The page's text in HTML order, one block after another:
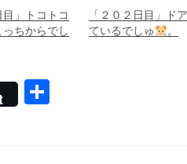
目」トコトコ
ちからでし
「２０２日目」ド
ているでしゅ
。